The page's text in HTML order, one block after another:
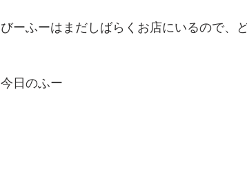
びーふーはまだしばらくお店にいるので、
今日のふー